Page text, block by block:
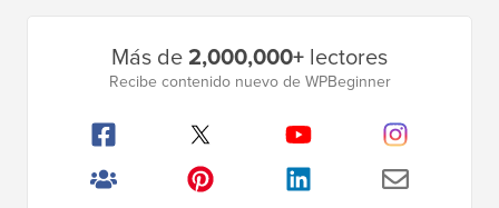
Más de2,000,000+ lectores
Recibe contenido nuevo de WPBeginner